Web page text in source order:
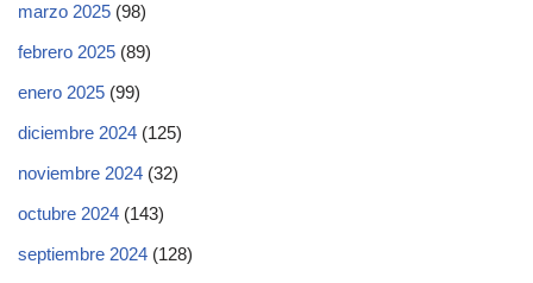
marzo 2025 (98)
febrero 2025 (89)
enero 2025 (99)
diciembre 2024 (125)
noviembre 2024 (32)
octubre 2024 (143)
septiembre 2024 (128)